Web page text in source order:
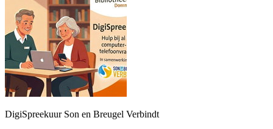
DigiSpreekuur Son en Breugel Verbindt